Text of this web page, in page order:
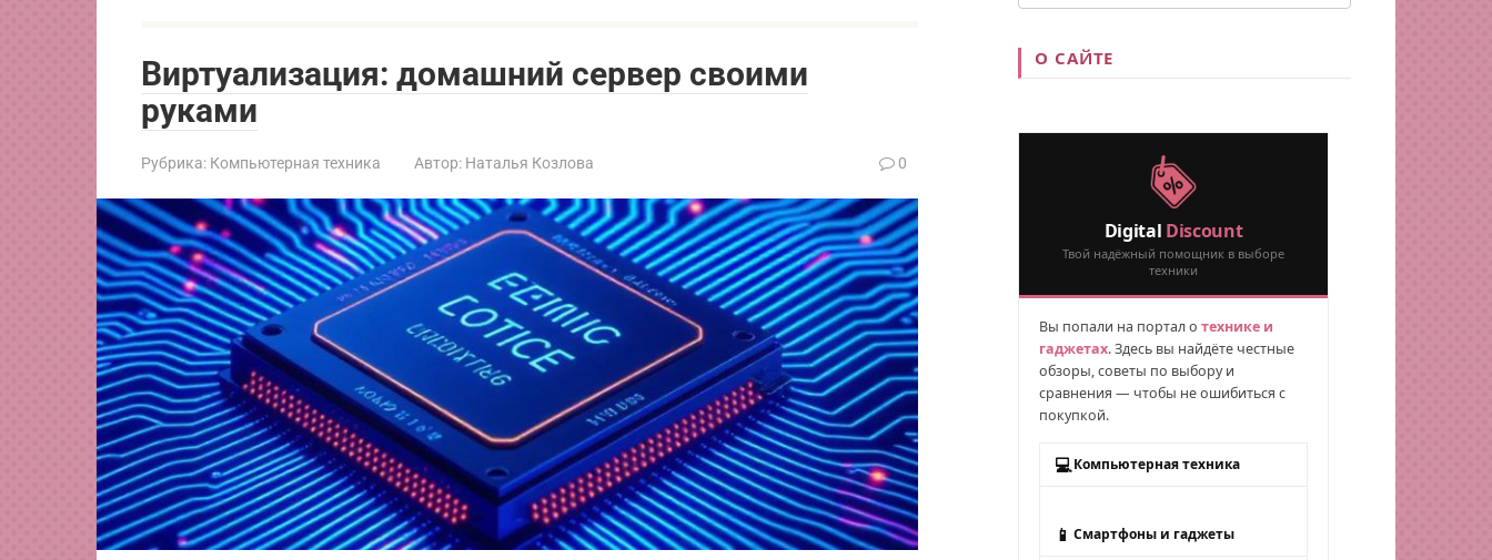
Виртуализация: домашний сервер своими
руками
Рубрика: Компьютерная техника Автор: Наталья Козлова 0
О САЙТЕ
Digital Discount
Твой надёжный помощник в выборе
техники
Вы попали на портал о технике и
гаджетах. Здесь вы найдёте честные
обзоры, советы по выбору и
сравнения — чтобы не ошибиться с
покупкой.
💻 Компьютерная техника
📱 Смартфоны и гаджеты